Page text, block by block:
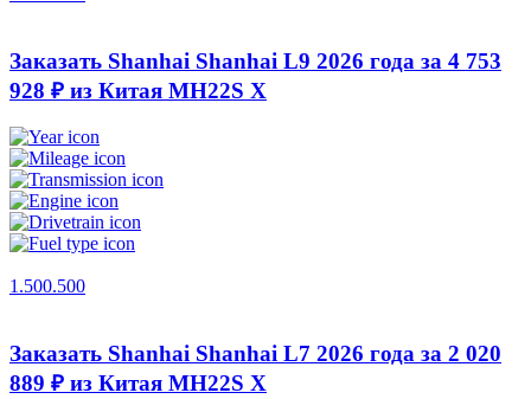
Заказать Shanhai Shanhai L9 2026 года за 4 753
928 ₽ из Китая MH22S X
1.500.500
Заказать Shanhai Shanhai L7 2026 года за 2 020
889 ₽ из Китая MH22S X